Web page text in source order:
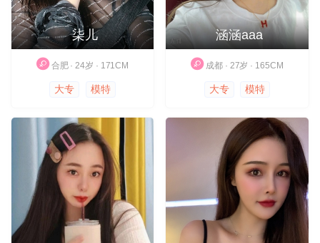
柒儿
合肥 · 24岁 · 171CM
大专 模特
涵涵aaa
成都 · 27岁 · 165CM
大专 模特